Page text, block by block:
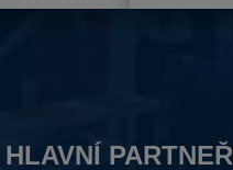
HLAVNÍ